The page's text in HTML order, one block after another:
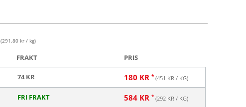
(291.80 kr / kg)
FRAKT PRIS
74 KR 180 KR (451 KR / KG)
FRI FRAKT 584KR (292KR / KG)